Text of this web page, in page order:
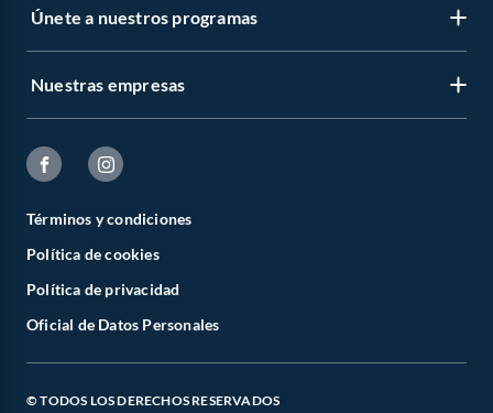
Únete a nuestros programas
Nuestras empresas
Términos y condiciones
Política de cookies
Política de privacidad
Oficial de Datos Personales
© TODOS LOS DERECHOS RESERVADOS